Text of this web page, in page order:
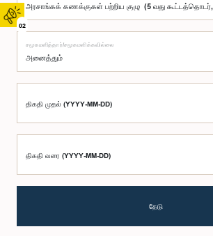
02
சமூகமளித்தார்/சமூகமளிக்கவில்லை
திகதி முதல் (YYYY-MM-DD)
திகதி வரை (YYYY-MM-DD)
தேடு